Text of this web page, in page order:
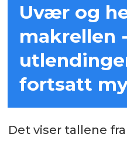
Uvær og
makrellen -
fortsatt
Det viser tallene